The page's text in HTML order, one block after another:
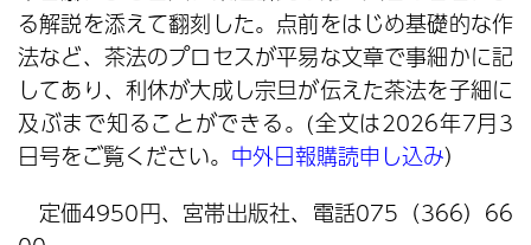
る解説を添えて翻刻した。点前をはじめ基礎的な作
法など、茶法のプロセスが平易な文章で事細かに記
してあり、利休が大成し宗旦が伝えた茶法を子細に
及ぶまで知ることができる。(全文は2026年7月3
日号をご覧ください。 中外日報購読申し込み）
定価4950円、宮帯出版社、電話075（366）66